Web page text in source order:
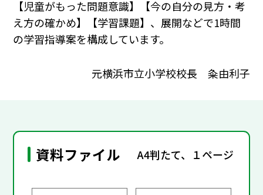
【児童がもった問題意識】【今の自分の見方・考
え方の確かめ】【学習課題】、展開などで1時間
の学習指導案を構成しています。
元横浜市立小学校校長 粂由利子
資料ファイル A4判たて、１ページ